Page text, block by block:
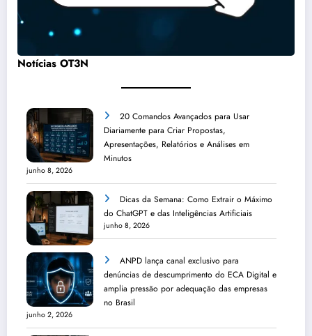
Notícias OT3N
20 Comandos Avançados para Usar
Diariamente para Criar Propostas,
Apresentações, Relatórios e Análises em
Minutos
junho 8, 2026
Dicas da Semana: Como Extrair o Máximo
do ChatGPT e das Inteligências Artificiais
junho 8, 2026
ANPD lança canal exclusivo para
denúncias de descumprimento do ECA Digital e
amplia pressão por adequação das empresas
no Brasil
junho 2, 2026